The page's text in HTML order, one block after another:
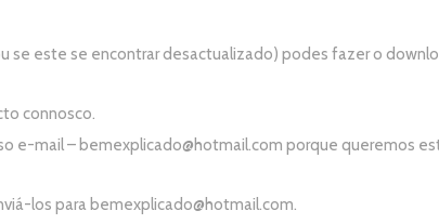
se este se encontrar desactualizado) podes fazer o
connosco.
e-mail – bemexplicado@hotmail.com porque queremos
los para bemexplicado@hotmail.com.